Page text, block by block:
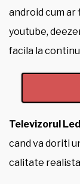
android cum ar
youtube,
facila la
Televizorul
cand va doriti
calitate